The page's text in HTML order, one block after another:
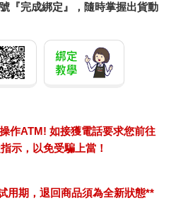
『完成綁定』，隨時掌握出貨動
作ATM! 如接獲電話要求您前往
示，以免受騙上當！
用期，退回商品須為全新狀態**